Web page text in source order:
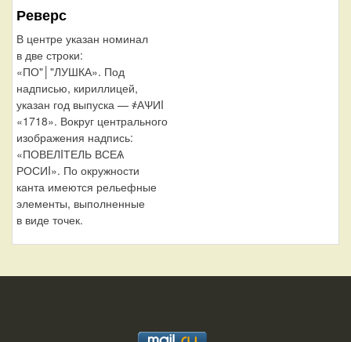
Реверс
В центре указан номинал
в две строки:
«ПО"│"ЛУШКА». Под
надписью, кириллицей,
указан год выпуска — ҂АѰИI
«1718». Вокруг центрального
изображения надпись:
«ПОВЕЛIТЕЛЬ ВСЕѦ
РОСИI». По окружности
канта имеются рельефные
элементы, выполненные
в виде точек.